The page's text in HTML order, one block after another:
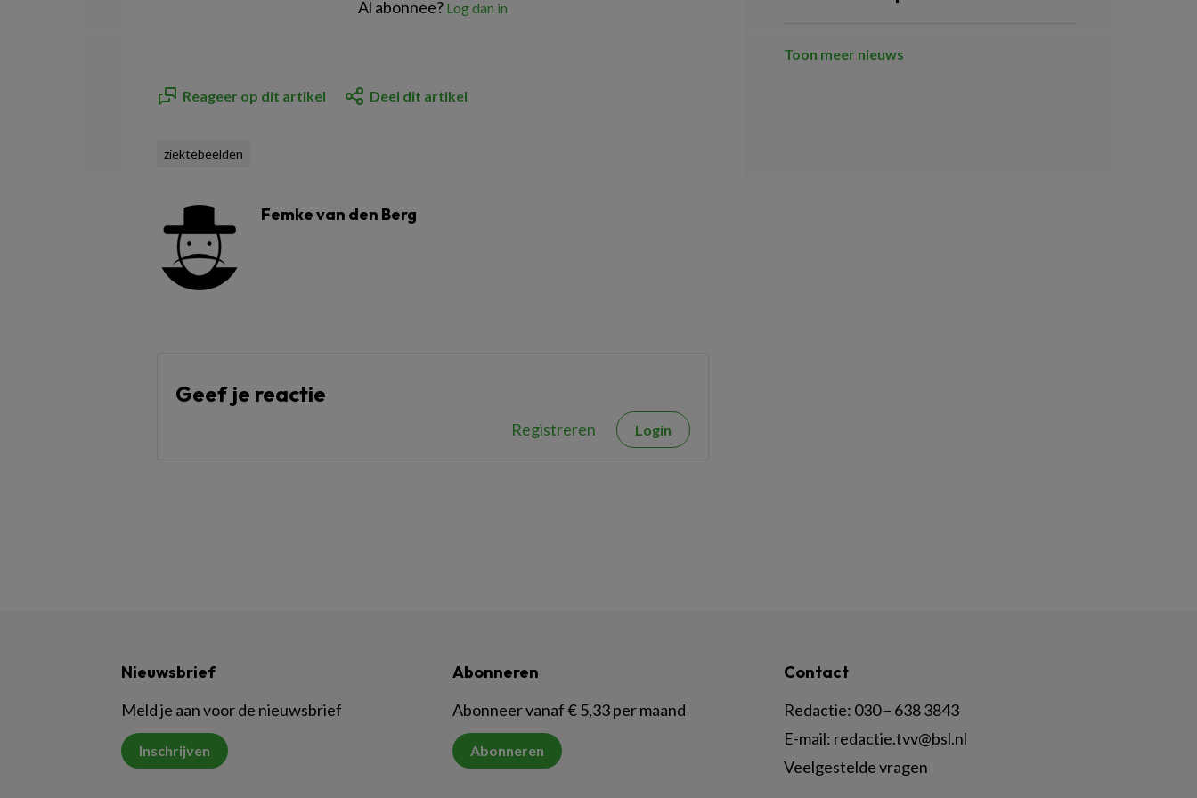
Al abonnee? Log dan in
Reageer op dit artikel Deel dit artikel
ziektebeelden
Femke van den Berg
Geef je reactie
Registreren Login
Toon meer nieuws
Nieuwsbrief
Meld je aan voor de nieuwsbrief
Inschrijven
Abonneren
Abonneer vanaf € 5,33 per maand
Abonneren
Contact
Redactie: 030 – 638 3843
E-mail: redactie.tvv@bsl.nl
Veelgestelde vragen